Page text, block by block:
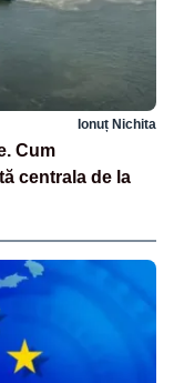
Ionuț Nichita
Cum
centrala de la